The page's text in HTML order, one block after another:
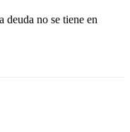
deuda no se tiene en